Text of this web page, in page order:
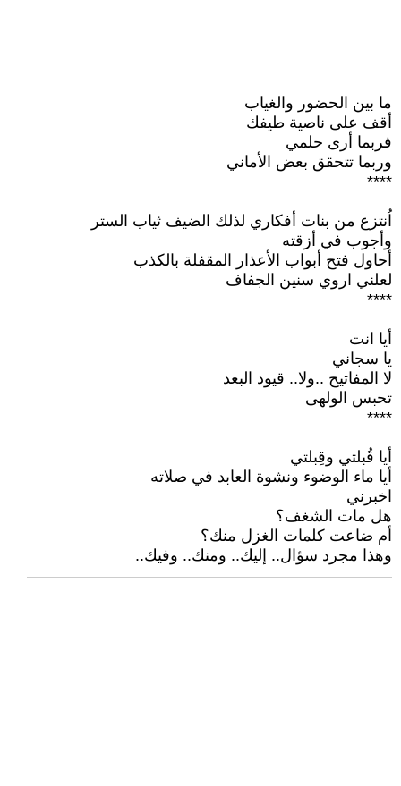
ما بين الحضور والغياب
أقف على ناصية طيفك
فربما أرى حلمي
وربما تتحقق بعض الأماني
****
اُنتزع من بنات أفكاري لذلك الضيف ثياب الستر
وأجوب في أزقته
أحاول فتح أبواب الأعذار المقفلة بالكذب
لعلني اروي سنين الجفاف
****
أيا انت
يا سجاني
لا المفاتيح ..ولا.. قيود البعد
تحبس الولهى
****
أيا قُبلتي وقِبلتي
أيا ماء الوضوء ونشوة العابد في صلاته
اخبرني
هل مات الشغف؟
أم ضاعت كلمات الغزل منك؟
وهذا مجرد سؤال.. إليك.. ومنك.. وفيك..